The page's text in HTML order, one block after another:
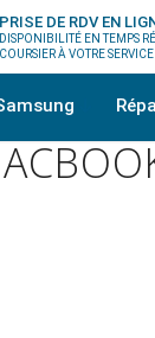
PRISE DE RDV EN
DISPONIBILITÉ EN TEMPS
COURSIER À VOTRE SERVICE